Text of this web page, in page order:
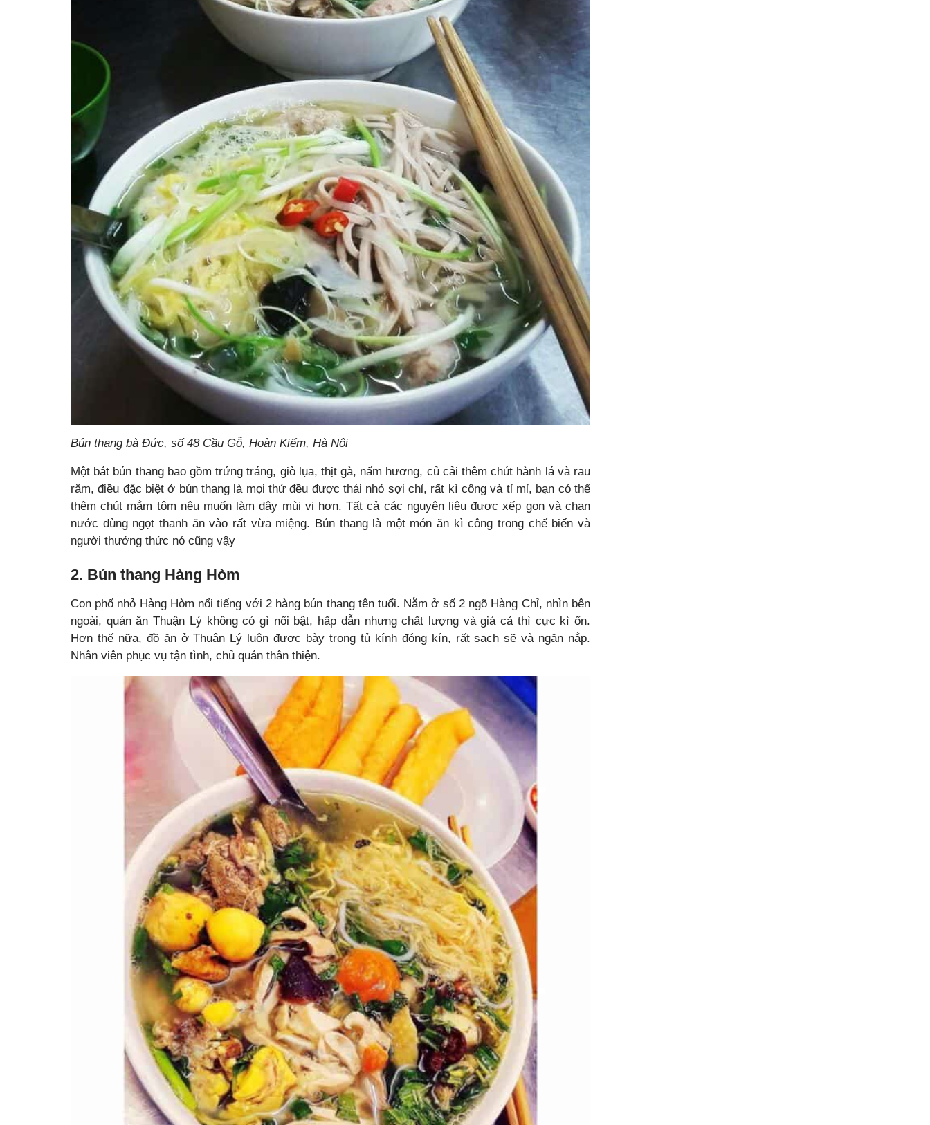
Bún thang bà Đức, số 48 Cầu Gỗ, Hoàn Kiếm, Hà Nội
Một bát bún thang bao gồm trứng tráng, giò lụa, thịt gà, nấm hương, củ cải thêm chút hành lá và rau
răm, điều đặc biệt ở bún thang là mọi thứ đều được thái nhỏ sợi chỉ, rất kì công và tỉ mỉ, bạn có thể
thêm chút mắm tôm nêu muốn làm dậy mùi vị hơn. Tất cả các nguyên liệu được xếp gọn và chan
nước dùng ngọt thanh ăn vào rất vừa miệng. Bún thang là một món ăn kì công trong chế biến và
người thưởng thức nó cũng vậy
2. Bún thang Hàng Hòm
Con phố nhỏ Hàng Hòm nổi tiếng với 2 hàng bún thang tên tuổi. Nằm ở số 2 ngõ Hàng Chỉ, nhìn bên
ngoài, quán ăn Thuận Lý không có gì nổi bật, hấp dẫn nhưng chất lượng và giá cả thì cực kì ổn.
Hơn thế nữa, đồ ăn ở Thuận Lý luôn được bày trong tủ kính đóng kín, rất sạch sẽ và ngăn nắp.
Nhân viên phục vụ tận tình, chủ quán thân thiện.